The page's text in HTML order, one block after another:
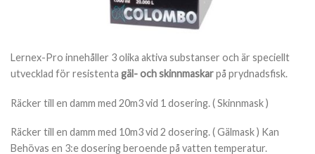
Lernex-Pro innehåller 3 olika aktiva substanser och är speciellt
utvecklad för resistenta gäl- och skinnmaskarpå prydnadsfisk.
Räcker till en damm med 20m3 vid 1 dosering. ( Skinnmask )
Räcker till en damm med 10m3 vid 2 dosering. ( Gälmask ) Kan
Behövas en 3:e dosering beroende på vatten temperatur.